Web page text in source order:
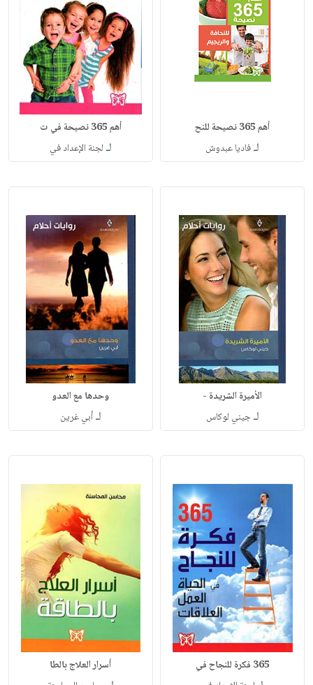
أهم 365 نصيحة للنح
لـفاديا عبدوش
أهم 365 نصيحة في ت
لـ لجنة الإعداد في
الأميرة الشريدة -
لـجيني لوكاس
وحدها مع العدو
لـأبي غرين
365 فكرة للنجاح في أسرار العلاج بالطا